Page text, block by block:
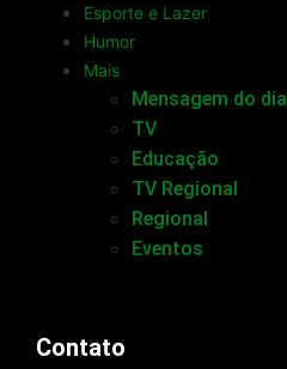
Esporte e Lazer
Humor
Mais
Mensagem do dia
TV
Educação
TV Regional
Regional
Eventos
Contato